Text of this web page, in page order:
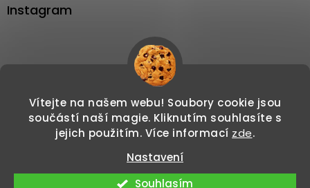
Vítejte na našem webu! Soubory cookie jsou
součástí naší magie. Kliknutím souhlasíte s
jejich použitím. Více informací zde.
Nastavení
Souhlasím
Instagram
Copyright 2026Svíčkománie3d.cz